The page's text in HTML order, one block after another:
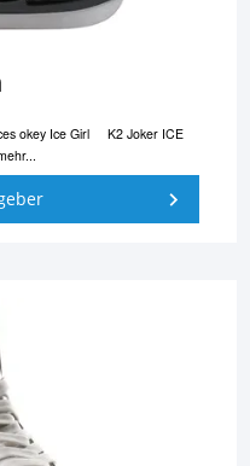
okey Ice Girl
K2 Joker ICE